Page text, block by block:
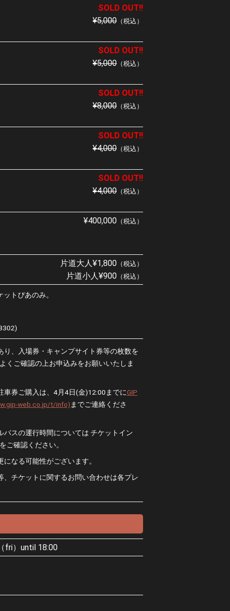
SOLD OUT!!
¥5,000 （税込）
SOLD OUT!!
¥5,000 （税込）
SOLD OUT!!
¥8,000 （税込）
SOLD OUT!!
¥4,000 （税込）
SOLD OUT!!
¥4,000 （税込）
¥400,000 （税込）
片道大人¥1,800 （税込）
片道小人¥900 （税込）
トぴあのみ。
、入場券・キャンプサイト券等の枚数を
くご確認の上お申込みをお願いいたしま
券ご購入は、4月4日(金)12:00までにGIP
web.co.jp/t/info) までご連絡くださ
スの運行時間については チケットイン
をご確認ください。
なる可能性がございます。
チケットに関するお問い合わせは各プレ
fri）until 18:00